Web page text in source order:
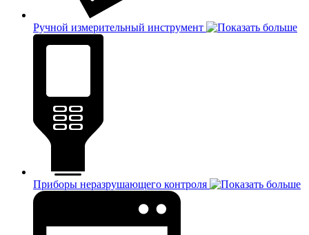
Ручной измерительный инструмент
Приборы неразрушающего контроля